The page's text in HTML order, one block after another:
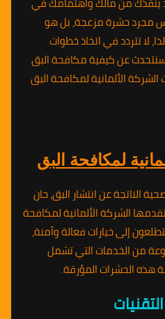
مجرد حشرة مزعجة، بل هو
لا تتردد في اتخاذ خطوات
سنتحدث عن كيفية مكافحة البق
الشركة الألمانية لمكافحة البق
لمكافحة البق
الناتجة عن انتشار البق، حان
الشركة الألمانية لمكافحة
إلى خيارات فعالة وآمنة،
من الخدمات التي تشمل
هذه الحشرات المؤرقة.